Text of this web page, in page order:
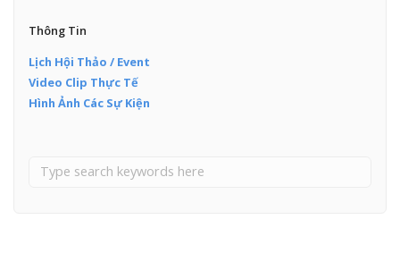
Thông Tin
Lịch Hội Thảo / Event
Video Clip Thực Tế
Hình Ảnh Các Sự Kiện